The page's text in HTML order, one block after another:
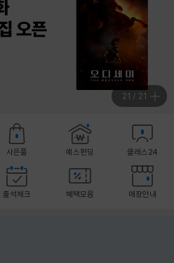
1/ 21
사은품 예스펀딩 클래스24
출석체크 혜택모음 매장안내